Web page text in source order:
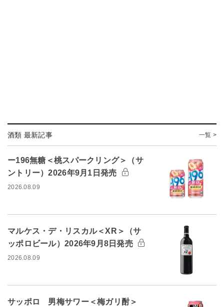
酒類 最新記事 一覧 >
ー196無糖＜桃スパークリング＞（サ
ントリー）2026年9月1日発売
2026.08.09
マルケス・デ・リスカル＜XR＞（サ
ッポロビール）2026年9月8日発売
2026.08.09
サッポロ 男梅サワー＜梅ガリ酎＞